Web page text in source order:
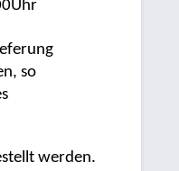
so
werden.